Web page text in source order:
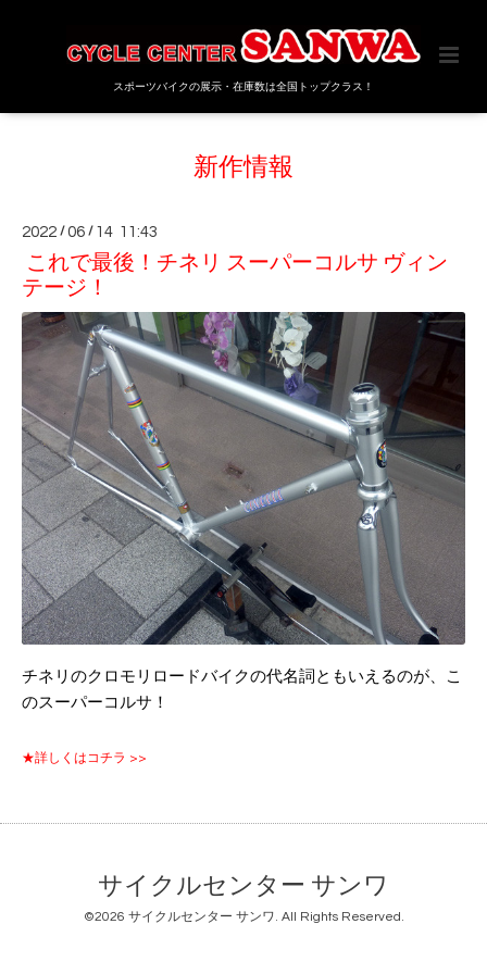
スポーツバイクの展示・在庫数は全国トップクラス！
新作情報
2022 /06 / 14 11:43
これで最後！チネリ スーパーコルサ ヴィン
テージ！
チネリのクロモリロードバイクの代名詞ともいえるのが、こ
のスーパーコルサ！
★詳しくはコチラ >>
サイクルセンター サンワ
©2026 サイクルセンター サンワ. All Rights Reserved.